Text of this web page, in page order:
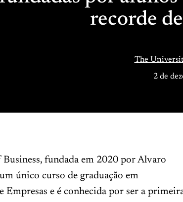
recorde
The
2 de
fundada em 2020 por Alvaro
único curso de graduação em
Empresas e é conhecida por ser a